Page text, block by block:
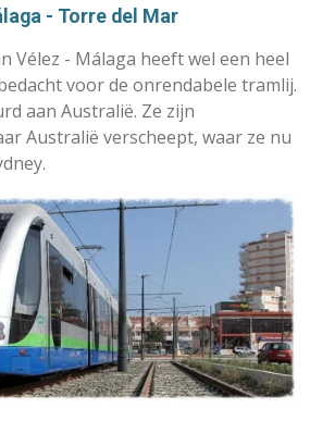
- Torre del Mar
Vélez - Málaga heeft wel een heel
voor de onrendabele tramlij.
aan Australië. Ze zijn
Australië verscheept, waar ze nu